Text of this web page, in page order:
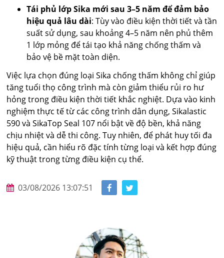
Tái phủ lớp Sika mới sau 3–5 năm để đảm bảo
hiệu quả lâu dài: Tùy vào điều kiện thời tiết và tần
suất sử dụng, sau khoảng 4–5 năm nên phủ thêm
1 lớp mỏng để tái tạo khả năng chống thấm và
bảo vệ bề mặt toàn diện.
Việc lựa chọn đúng loại Sika chống thấm không chỉ giúp
tăng tuổi thọ công trình mà còn giảm thiểu rủi ro hư
hỏng trong điều kiện thời tiết khắc nghiệt. Dựa vào kinh
nghiệm thực tế từ các công trình dân dụng, Sikalastic
590 và SikaTop Seal 107 nổi bật về độ bền, khả năng
chịu nhiệt và dễ thi công. Tuy nhiên, để phát huy tối đa
hiệu quả, cần hiểu rõ đặc tính từng loại và kết hợp đúng
kỹ thuật trong từng điều kiện cụ thể.
03/08/2026 13:07:51